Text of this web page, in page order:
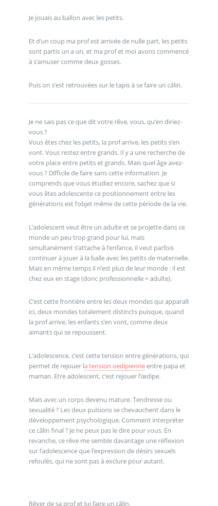
Je jouais au ballon avec les petits.
Et d’un coup ma prof est arrivée de nulle part, les petits
sont partis un a un, et ma prof et moi avons commencé
à s’amuser comme deux gosses.
Puis on s’est retrouvées sur le tapis à se faire un câlin.
Je ne sais pas ce que dit votre rêve, vous, qu’en diriez-
vous ?
Vous êtes chez les petits, la prof arrive, les petits s’en
vont. Vous restez entre grands. Il y a une recherche de
votre place entre petits et grands. Mais quel âge avez-
vous ? Difficile de faire sans cette information. Je
comprends que vous étudiez encore, sachez que si
vous êtes adolescente ce positionnement entre les
générations est l’objet même de cette période de la vie.
L’adolescent veut être un adulte et se projette dans ce
monde un peu trop grand pour lui, mais
simultanément s’attache à l’enfance, il veut parfois
continuer à jouer à la balle avec les petits de maternelle.
Mais en même temps il n’est plus de leur monde : il est
chez eux en stage (donc professionnelle = adulte).
C’est cette frontière entre les deux mondes qui apparaît
ici, deux mondes totalement distincts puisque, quand
la prof arrive, les enfants s’en vont, comme deux
aimants qui se repoussent.
L’adolescence, c’est cette tension entre générations, qui
permet de rejouer la tension oedipienneentre papa et
maman. Etre adolescent, c’est rejouer l’œdipe.
Mais avec un corps devenu mature. Tendresse ou
sexualité ? Les deux pulsions se chevauchent dans le
développement psychologique. Comment interpréter
ce câlin final ? Je ne peux pas le dire pour vous. En
revanche, ce rêve me semble davantage une réflexion
sur l’adolescence que l’expression de désirs sexuels
refoulés, qui ne sont pas à exclure pour autant.
Rêver de sa prof et lui faire un câlin.